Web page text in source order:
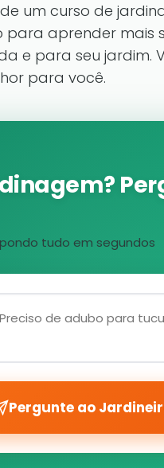
um curso de
para aprender mais
e para seu jardim.
para você.
tudo em segundos
Pergunte ao